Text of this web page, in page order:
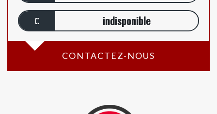
indisponible
CONTACTEZ-NOUS